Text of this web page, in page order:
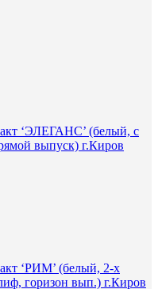
‘ЭЛЕГАНС’ (белый, с
выпуск) г.Киров
‘РИМ’ (белый, 2-х
горизон вып.) г.Киров